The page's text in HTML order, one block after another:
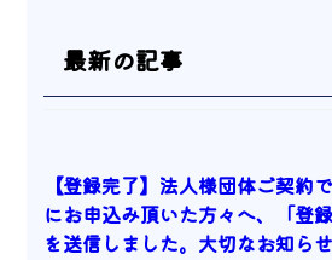
最新の記事
【登録完了】法人様団体ご契約
にお申込み頂いた方々へ、「登
を送信しました。大切なお知らせ